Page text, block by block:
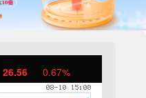
26.56 0.67%